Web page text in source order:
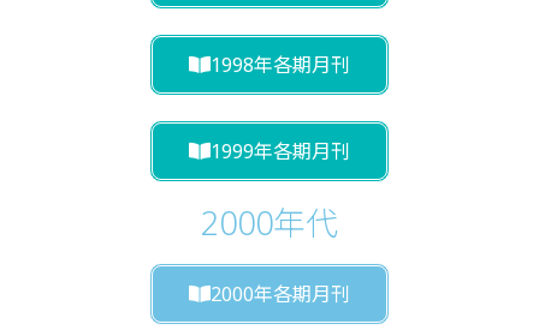
1998年各期月刊
1999年各期月刊
2000年代
2000年各期月刊